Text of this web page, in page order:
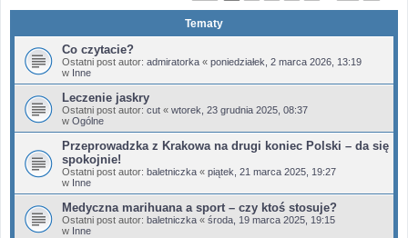
Tematy
Co czytacie?
Ostatni post autor: admiratorka « poniedziałek, 2 marca 2026, 13:19
w Inne
Leczenie jaskry
Ostatni post autor: cut « wtorek, 23 grudnia 2025, 08:37
w Ogólne
Przeprowadzka z Krakowa na drugi koniec Polski – da się
spokojnie!
Ostatni post autor: baletniczka « piątek, 21 marca 2025, 19:27
w Inne
Medyczna marihuana a sport – czy ktoś stosuje?
Ostatni post autor: baletniczka « środa, 19 marca 2025, 19:15
w Inne